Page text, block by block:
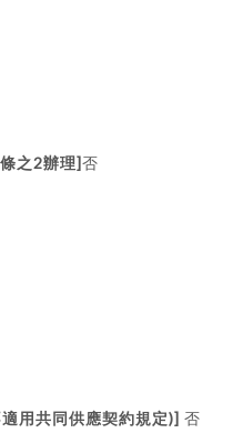
條之2辦理]否
用共同供應契約規定)] 否